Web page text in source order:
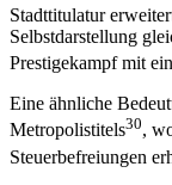
Stadttitulatur
Selbstdarstellung
Prestigekampf mit
Eine ähnliche
Metropolistitels30,
Steuerbefreiungen